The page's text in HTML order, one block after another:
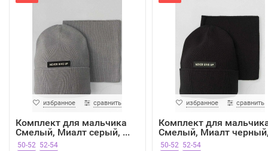
избранное сравнить
Комплект для мальчика
Смелый, Миалт серый, ...
50-52 52-54
избранное сравнить
Комплект для
Смелый, Миалт
50-52 52-54